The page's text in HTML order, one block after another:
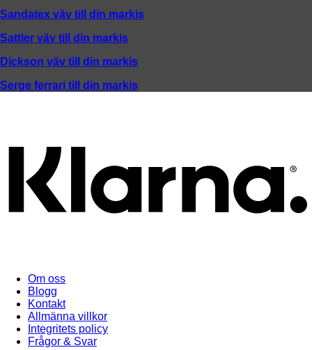
Sandatex väv till din markis
Sattler väv till din markis
Dickson väv till din markis
Serge ferrari till din markis
Om oss
Blogg
Kontakt
Allmänna villkor
Integritets policy
Frågor & Svar